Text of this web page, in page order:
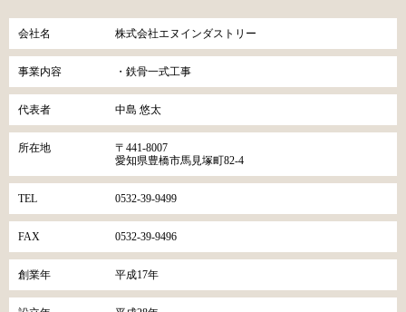
会社名 株式会社エヌインダストリー
事業内容 ・鉄骨一式工事
代表者 中島 悠太
所在地
〒441-8007
愛知県豊橋市馬見塚町82-4
TEL 0532-39-9499
FAX 0532-39-9496
創業年 平成17年